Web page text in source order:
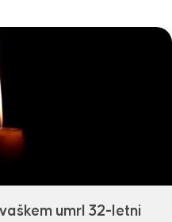
umrl 32-letni